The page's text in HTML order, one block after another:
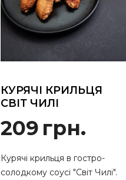
КУРЯЧІ КРИЛЬЦЯ
СВІТ ЧИЛІ
209 грн.
Курячі крильця в гостро-
солодкому соусі "Світ Чилі".